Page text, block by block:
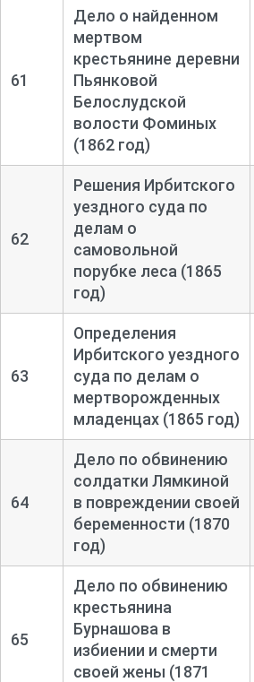
61
Дело о найденном
мертвом
крестьянине деревни
Пьянковой
Белослудской
волости Фоминых
(1862 год)
62
Решения Ирбитского
уездного суда по
делам о
самовольной
порубке леса (1865
год)
63
Определения
Ирбитского уездного
суда по делам о
мертворожденных
младенцах (1865 год)
64
Дело по обвинению
солдатки Лямкиной
в повреждении своей
беременности (1870
год)
65
Дело по обвинению
крестьянина
Бурнашова в
избиении и смерти
своей жены (1871